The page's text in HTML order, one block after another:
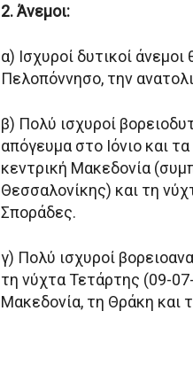
2. Άνεμοι:
α) Ισχυροί δυτικοί
Πελοπόννησο, την
β) Πολύ ισχυροί
απόγευμα στο Ιόνιο και
κεντρική Μακεδονία
Θεσσαλονίκης) και τη
Σποράδες.
γ) Πολύ ισχυροί
τη νύχτα Τετάρτης (09-
Μακεδονία, τη Θράκη και